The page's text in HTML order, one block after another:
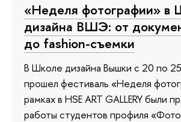
«Неделя фотографии» в
дизайна ВШЭ: от
до fashion-съемки
В Школе дизайна Вышки с 20 по
прошел фестиваль «Неделя
рамках в HSE ART GALLERY были
работы студентов профиля